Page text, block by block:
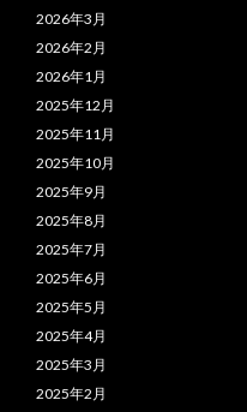
2026年3月
2026年2月
2026年1月
2025年12月
2025年11月
2025年10月
2025年9月
2025年8月
2025年7月
2025年6月
2025年5月
2025年4月
2025年3月
2025年2月